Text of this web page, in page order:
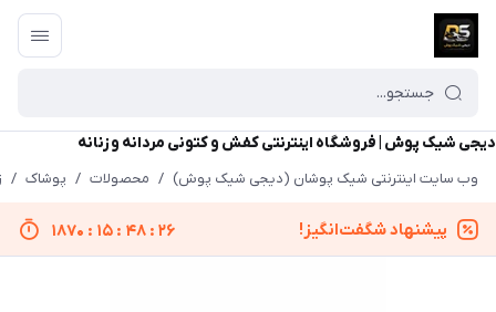
دیجی شیک پوش | فروشگاه اینترنتی کفش و کتونی مردانه و زنانه
وب سایت اینترنتی شیک پوشان (دیجی شیک پوش) / محصولات / پوشاک /
پیشنهاد شگفت‌انگیز! 1870 : 15 : 48 : 26